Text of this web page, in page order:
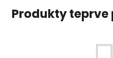
Produkty